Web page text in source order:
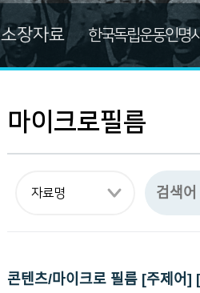
소장자료
기증자료
한국독립운동인명
마이크로필름
콘텐츠/마이크로 필름 [주제어]